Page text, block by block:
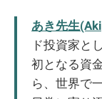
あき先生
ド投資家と
初となる資
ら、世界で